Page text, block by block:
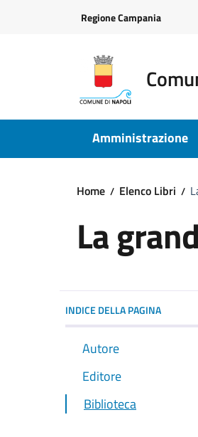
Regione Campania
Amministrazione
Home Elenco Libri
La
INDICE DELLA PAGINA
Autore
Editore
Biblioteca